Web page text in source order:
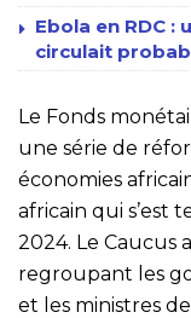
Ebola en RDC :
circulait
Le Fonds
une série de
économies
africain qui s’est
2024. Le Caucus
regroupant les
et les ministres